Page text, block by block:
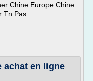
Chine Europe Chine
Pas...
achat en ligne